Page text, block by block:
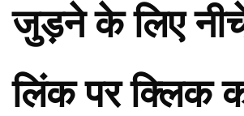
जुड़ने के लिए
लिंक पर क्लिक